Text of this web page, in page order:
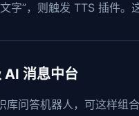
字”，则触发 TTS 插件。
AI 消息中台
库问答机器人，可这样组